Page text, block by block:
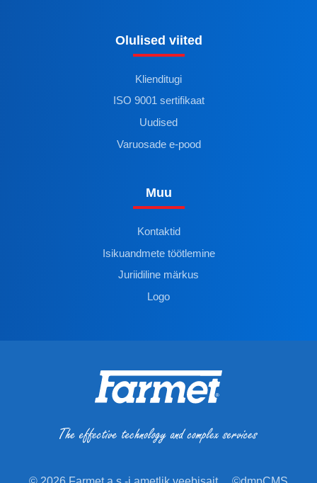
Olulised viited
Klienditugi
ISO 9001 sertifikaat
Uudised
Varuosade e-pood
Muu
Kontaktid
Isikuandmete töötlemine
Juriidiline märkus
Logo